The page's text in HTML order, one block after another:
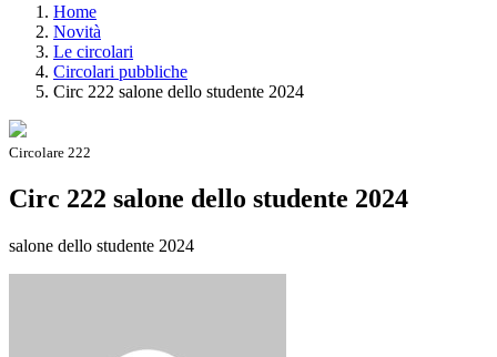
Home
Novità
Le circolari
Circolari pubbliche
Circ 222 salone dello studente 2024
Circolare 222
Circ 222 salone dello studente 2024
salone dello studente 2024